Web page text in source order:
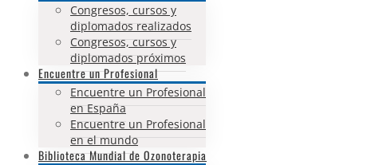
Congresos, cursos y
diplomados realizados
Congresos, cursos y
diplomados próximos
Encuentre un Profesional
Encuentre un Profesional
en España
Encuentre un Profesional
en el mundo
Biblioteca Mundial de Ozonoterapia